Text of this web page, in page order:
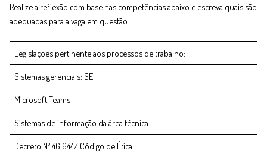
Realize a reflexão com base nas competências abaixo e escreva quais são
adequadas para a vaga em questão
Legislações pertinente aos processos de trabalho:
Sistemas gerenciais: SEI
Microsoft Teams
Sistemas de informação da área técnica:
Decreto Nº 46.644/ Código de Ética